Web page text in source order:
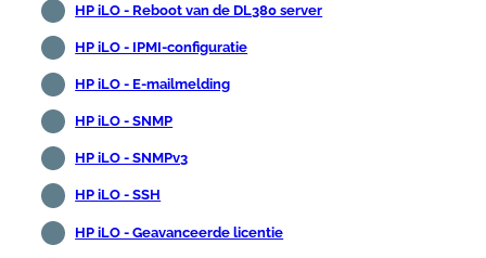
HP iLO - Reboot van de DL380 server
HP iLO - IPMI-configuratie
HP iLO - E-mailmelding
HP iLO - SNMP
HP iLO - SNMPv3
HP iLO - SSH
HP iLO - Geavanceerde licentie